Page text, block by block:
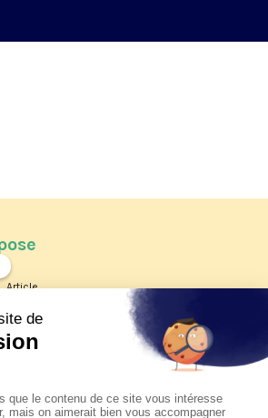
Article
Les reportages d'été 2026 de KTO
La visite pastorale du pape Léon
XIV à Assise à suivre sur KTO le